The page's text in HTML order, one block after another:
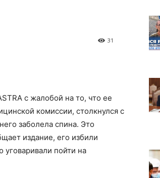
31
с жалобой на то, что ее
комиссии, столкнулся с
заболела спина. Это
издание, его избили
пойти на